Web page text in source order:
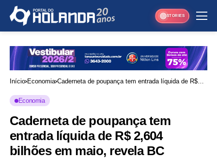
STORIES
Início Economia Caderneta de poupança tem entrada líquida de R$
Economia
Caderneta de poupança tem
entrada líquida de R$ 2,604
bilhões em maio, revela BC